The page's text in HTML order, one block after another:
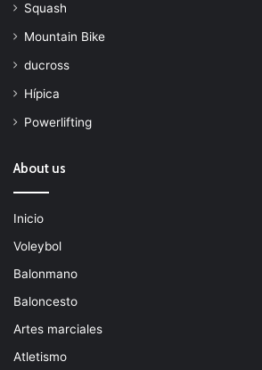
Squash
Mountain Bike
ducross
Hípica
Powerlifting
About us
Inicio
Voleybol
Balonmano
Baloncesto
Artes marciales
Atletismo